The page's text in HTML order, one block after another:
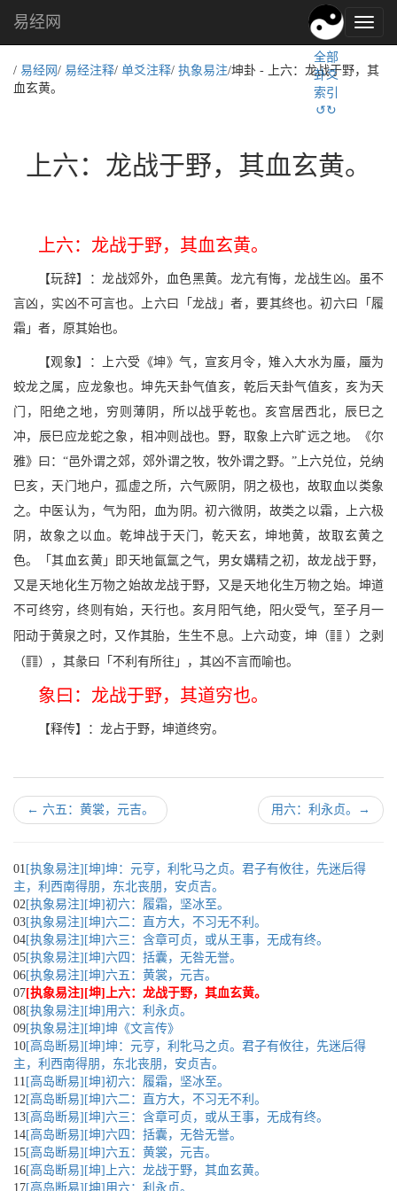
易
经
化,
易经网
全部
卦爻
索引
↺↻
/ 易经网 / 易经注释/ 单爻注释/ 执象易注/坤卦 - 上六：龙战于野，其
血玄黄。
上六：龙战于野，其血玄黄。
上六：龙战于野，其血玄黄。
【玩辞】：龙战郊外，血色黑黄。龙亢有悔，龙战生凶。虽不
言凶，实凶不可言也。上六曰「龙战」者，要其终也。初六曰「履
霜」者，原其始也。
【观象】：上六受《坤》气，宣亥月令，雉入大水为蜃，蜃为
蛟龙之属，应龙象也。坤先天卦气值亥，乾后天卦气值亥，亥为天
门，阳绝之地，穷则薄阴，所以战乎乾也。亥宫居西北，辰巳之
冲，辰巳应龙蛇之象，相冲则战也。野，取象上六旷远之地。《尔
雅》曰：“邑外谓之郊，郊外谓之牧，牧外谓之野。”上六兑位，兑纳
巳亥，天门地户，孤虚之所，六气厥阴，阴之极也，故取血以类象
之。中医认为，气为阳，血为阴。初六微阴，故类之以霜，上六极
阴，故象之以血。乾坤战于天门，乾天玄，坤地黄，故取玄黄之
色。「其血玄黄」即天地氤氲之气，男女媾精之初，故龙战于野，
又是天地化生万物之始故龙战于野，又是天地化生万物之始。坤道
不可终穷，终则有始，天行也。亥月阳气绝，阳火受气，至子月一
阳动于黄泉之时，又作其胎，生生不息。上六动变，坤（w ）之剥
（c），其彖曰「不利有所往」，其凶不言而喻也。
象曰：龙战于野，其道穷也。
【释传】：龙占于野，坤道终穷。
← 六五：黄裳，元吉。 用六：利永贞。 →
01 [执象易注][坤]坤：元亨，利牝马之贞。君子有攸往，先迷后得
主，利西南得朋，东北丧朋，安贞吉。
02[执象易注][坤]初六：履霜，坚冰至。
03[执象易注][坤]六二：直方大，不习无不利。
04[执象易注][坤]六三：含章可贞，或从王事，无成有终。
05[执象易注][坤]六四：括囊，无咎无誉。
06[执象易注][坤]六五：黄裳，元吉。
07[执象易注][坤]上六：龙战于野，其血玄黄。
08[执象易注][坤]用六：利永贞。
09[执象易注][坤]坤《文言传》
10[高岛断易][坤]坤：元亨，利牝马之贞。君子有攸往，先迷后得
主，利西南得朋，东北丧朋，安贞吉。
11 [高岛断易][坤]初六：履霜，坚冰至。
12[高岛断易][坤]六二：直方大，不习无不利。
13[高岛断易][坤]六三：含章可贞，或从王事，无成有终。
14[高岛断易][坤]六四：括囊，无咎无誉。
15[高岛断易][坤]六五：黄裳，元吉。
16[高岛断易][坤]上六：龙战于野，其血玄黄。
17[高岛断易][坤]用六：利永贞。